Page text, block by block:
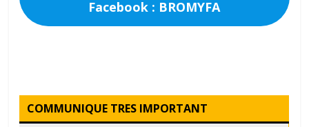
Facebook : BROMYFA
COMMUNIQUE TRES IMPORTANT